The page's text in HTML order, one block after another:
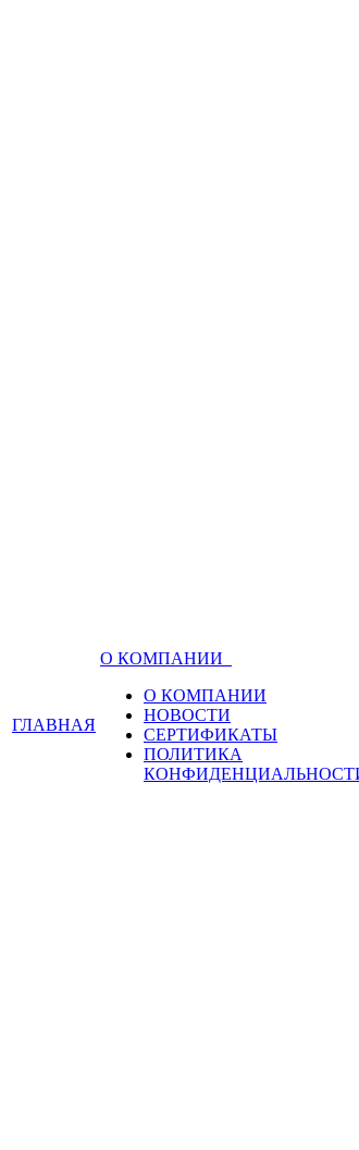
ГЛАВНАЯ
О КОМПАНИИ
О КОМПАНИИ
НОВОСТИ
СЕРТИФИКАТЫ
ПОЛИТИКА